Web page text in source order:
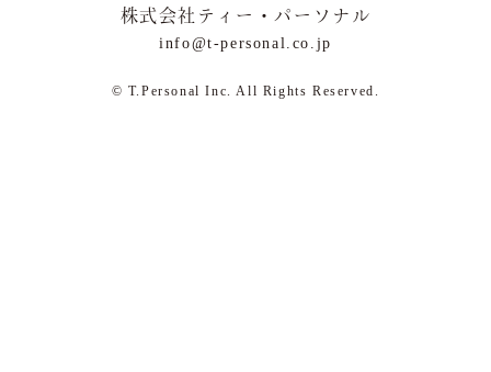
株式会社ティー・パーソナル
info@t-personal.co.jp
© T.Personal Inc. All Rights Reserved.